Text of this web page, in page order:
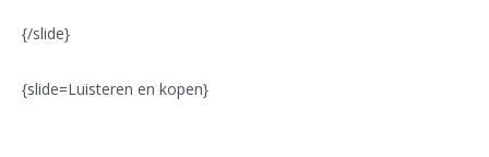
{/slide}
{slide=Luisteren en kopen}